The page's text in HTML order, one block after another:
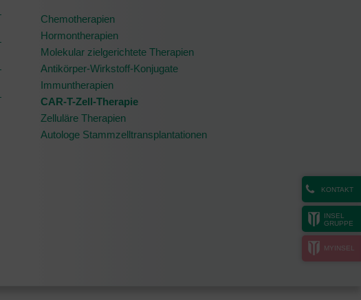
KONTAKT
INSEL
GRUPPE
MYINSEL
Chemotherapien
Hormontherapien
Molekular zielgerichtete Therapien
Antikörper-Wirkstoff-Konjugate
Immuntherapien
CAR-T-Zell-Therapie
Zelluläre Therapien
Autologe Stammzelltransplantationen